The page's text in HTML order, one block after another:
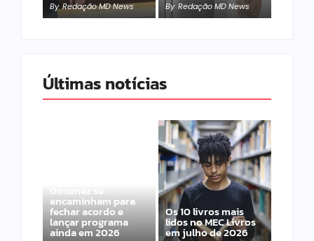
By Redação MD News By Redação MD News
Últimas notícias
Gimenez se
encaminham para
fechar acordo e
lançar programa
ainda em 2026
Os 10 livros mais
lidos no MEC Livros
em julho de 2026